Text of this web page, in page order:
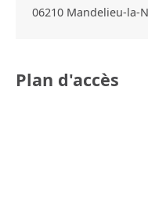
06210 Mandelieu-la-
Plan d'accès